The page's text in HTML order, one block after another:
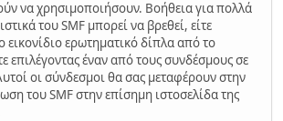
να χρησιμοποιήσουν. Βοήθεια για πολλά
του SMF μπορεί να βρεθεί, είτε
εικονίδιο ερωτηματικό δίπλα από το
επιλέγοντας έναν από τους συνδέσμους σε
οι σύνδεσμοι θα σας μεταφέρουν στην
του SMF στην επίσημη ιστοσελίδα της